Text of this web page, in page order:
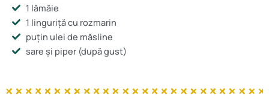
1 lămâie
1 linguriță cu rozmarin
puțin ulei de măsline
sare și piper (după gust)